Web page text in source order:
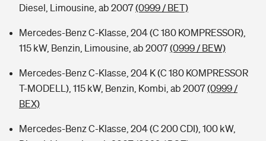
Diesel, Limousine, ab 2007(0999 / BET)
Mercedes-Benz C-Klasse, 204 (C 180 KOMPRESSOR),
115 kW, Benzin, Limousine, ab 2007(0999 / BEW)
Mercedes-Benz C-Klasse, 204 K (C 180 KOMPRESSOR
T-MODELL), 115 kW, Benzin, Kombi, ab 2007(0999 /
BEX)
Mercedes-Benz C-Klasse, 204 (C 200 CDI), 100 kW,